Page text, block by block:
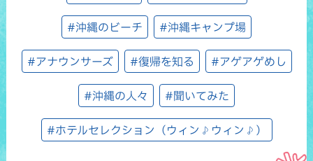
#沖縄のビーチ #沖縄キャンプ場
#アナウンサーズ #復帰を知る #アゲアゲめし
#沖縄の人々 #聞いてみた
#ホテルセレクション（ウィン♪ウィン♪）